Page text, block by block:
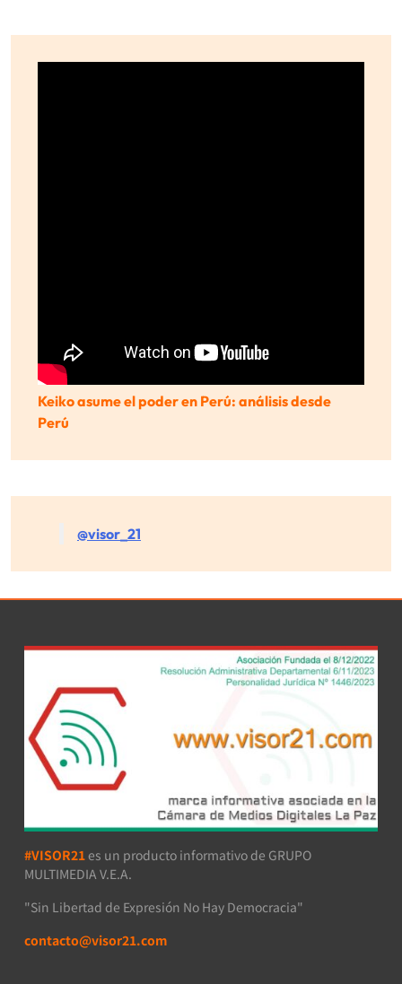
Keiko asume el poder en Perú: análisis desde
Perú
@visor_21
#VISOR21 es un producto informativo de GRUPO
MULTIMEDIA V.E.A.
"Sin Libertad de Expresión No Hay Democracia"
contacto@visor21.com